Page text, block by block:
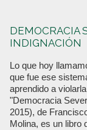
DEMOCRACIA
INDIGNACIÓN
Lo que hoy
que fue ese
aprendido a
"Democracia
2015), de
Molina, es un libro